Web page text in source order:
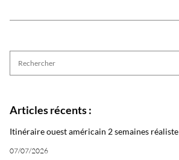
Articles récents :
Itinéraire ouest américain 2 semaines réaliste
07/07/2026